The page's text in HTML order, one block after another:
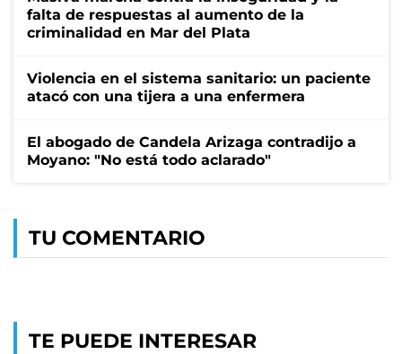
falta de respuestas al aumento de la
criminalidad en Mar del Plata
Violencia en el sistema sanitario: un paciente
atacó con una tijera a una enfermera
El abogado de Candela Arizaga contradijo a
Moyano: "No está todo aclarado"
TU COMENTARIO
TE PUEDE INTERESAR